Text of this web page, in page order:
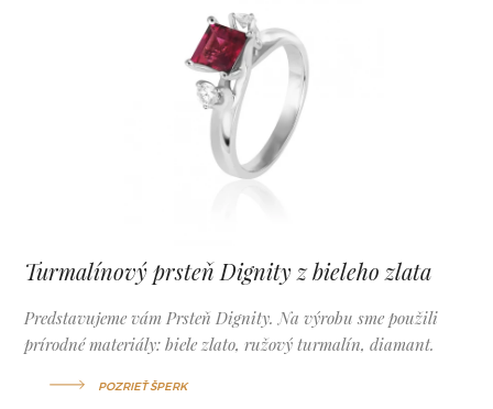
Turmalínový prsteň Dignity z bieleho zlata
Predstavujeme vám Prsteň Dignity. Na výrobu sme použili
prírodné materiály: biele zlato, ružový turmalín, diamant.
POZRIEŤ ŠPERK